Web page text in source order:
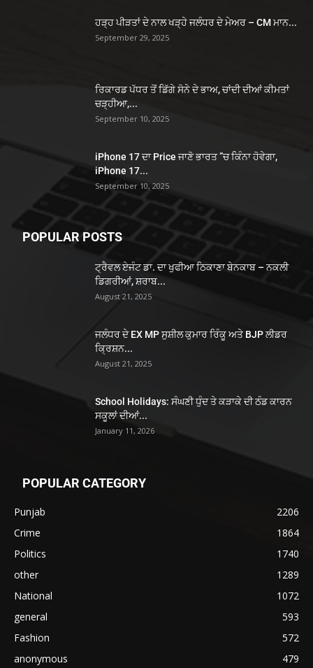
ਹੜ੍ਹ ਪੀੜਤਾਂ ਦੇ ਨਾਲ ਖੜ੍ਹੇ ਜਲੰਧਰ ਦੇ ਮੇਅਰ – CM ਮਾਨ...
September 29, 2025
ਰਿਕਾਰਡ ਪੱਧਰ ਤੋਂ ਡਿੱਗੇ ਸੋਨੇ ਦੇ ਭਾਅ, ਚਾਂਦੀ ਦੀਆਂ ਕੀਮਤਾਂ
ਚੜ੍ਹੀਆ,...
September 10, 2025
iPhone 17 ਦਾ Price ਜਾਣੋ ਭਾਰਤ ”ਚ ਕਿੰਨਾ ਹੋਵੇਗਾ,
iPhone 17...
September 10, 2025
POPULAR POSTS
ਟ੍ਰੈਵਲ ਏਜੰਟ ਡਾ. ਦਾ ਖੁਫੀਆ ਠਿਕਾਣਾ ਬੇਨਕਾਬ – ਨਕਲੀ
ਡਿਗਰੀਆਂ, ਸ਼ਰਾਬ...
August 21, 2025
ਜਲੰਧਰ ਦੇ EX MP ਸੁਸ਼ੀਲ ਕੁਮਾਰ ਰਿੰਕੂ ਅਤੇ BJP ਲੀਡਰ
ਕ੍ਰਿਸ਼ਨ...
August 21, 2025
School Holidays: ਸੰਘਣੀ ਧੁੰਦ ਤੇ ਕੜਾਕੇ ਦੀ ਠੰਡ ਕਾਰਨ
ਸਕੂਲਾਂ ਦੀਆਂ...
January 11, 2026
POPULAR CATEGORY
Punjab
2206
Crime
1864
Politics
1740
other
1289
National
1072
general
593
Fashion
572
anonymous
479